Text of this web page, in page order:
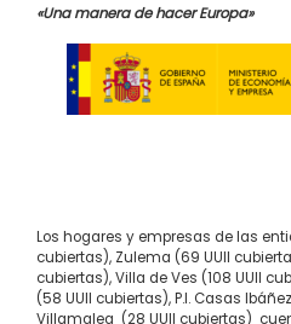
«Una manera de hacer Europa»
Los hogares y empresas de las
cubiertas), Zulema (69 UUII
cubiertas), Villa de Ves (108 UUII
(58 UUII cubiertas), P.I. Casas
Villamalea (28 UUII cubiertas)